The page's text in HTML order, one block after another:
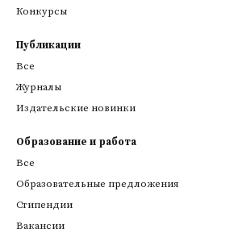
Конкурсы
Публикации
Все
Журналы
Издательские новинки
Образование и работа
Все
Образовательные предложения
Стипендии
Вакансии